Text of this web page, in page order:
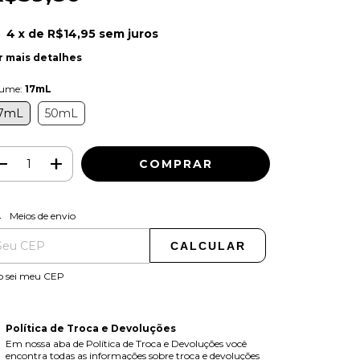
4 x de R$14,95 sem juros
mais detalhes
17mL
50mL
para o CEP:
Meios de envio
CALCULAR
sei meu CEP
Política de Troca e Devoluções
Em nossa aba de Política de Troca e Devoluções você
encontra todas as informações sobre troca e devoluções